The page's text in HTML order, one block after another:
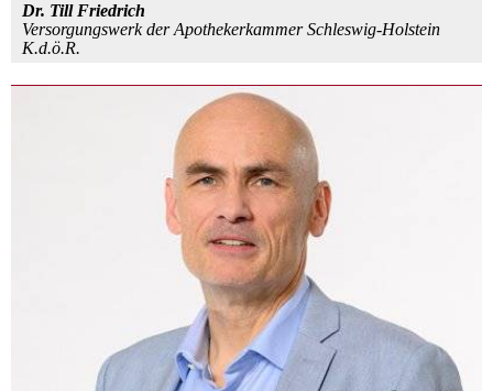
Dr. Till Friedrich
Versorgungswerk der Apothekerkammer Schleswig-Holstein
K.d.ö.R.